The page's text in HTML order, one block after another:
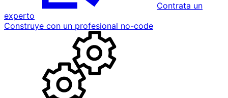
Contrata un
experto
Construye con un profesional no-code